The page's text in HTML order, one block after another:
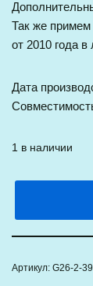
Так же
от 2010 года
Дата
1 в наличии
Артикул: G26-2-39